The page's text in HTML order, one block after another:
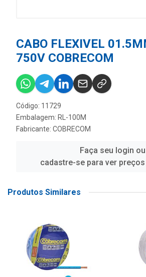
CABO FLEXIVEL
750V COBRECOM
Código: 11729
Embalagem: RL-100M
Fabricante: COBRECOM
Faça seu login ou
cadastre-se para ver
Produtos Similares